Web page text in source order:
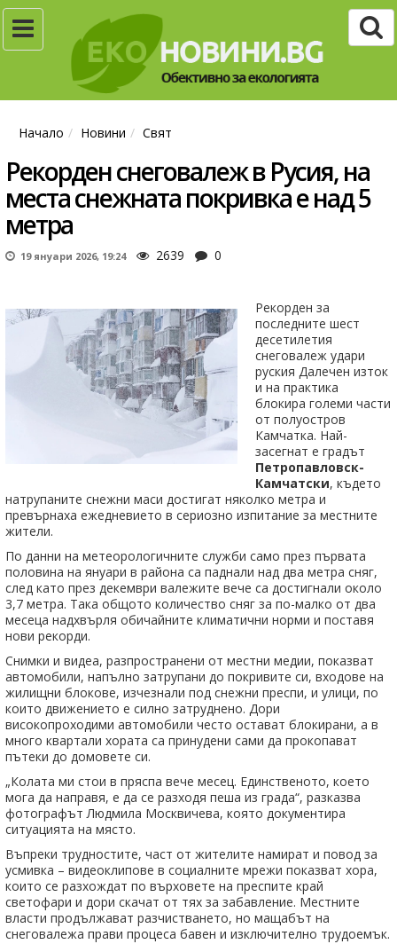
Начало Новини Свят
Рекорден снеговалеж в Русия, на
места снежната покривка е над 5
метра
19 януари 2026, 19:24 2639 0
Рекорден за
последните шест
десетилетия
снеговалеж удари
руския Далечен изток
и на практика
блокира големи части
от полуостров
Камчатка. Най-
засегнат е градът
Петропавловск-
Камчатски, където
натрупаните снежни маси достигат няколко метра и
превърнаха ежедневието в сериозно изпитание за местните
жители.
По данни на метеорологичните служби само през първата
половина на януари в района са паднали над два метра сняг,
след като през декември валежите вече са достигнали около
3,7 метра. Така общото количество сняг за по-малко от два
месеца надхвърля обичайните климатични норми и поставя
нови рекорди.
Снимки и видеа, разпространени от местни медии, показват
автомобили, напълно затрупани до покривите си, входове на
жилищни блокове, изчезнали под снежни преспи, и улици, по
които движението е силно затруднено. Дори
високопроходими автомобили често остават блокирани, а в
много квартали хората са принудени сами да прокопават
пътеки до домовете си.
„Колата ми стои в пряспа вече месец. Единственото, което
мога да направя, е да се разходя пеша из града“, разказва
фотографът Людмила Москвичева, която документира
ситуацията на място.
Въпреки трудностите, част от жителите намират и повод за
усмивка – видеоклипове в социалните мрежи показват хора,
които се разхождат по върховете на преспите край
светофари и дори скачат от тях за забавление. Местните
власти продължават разчистването, но мащабът на
снеговалежа прави процеса бавен и изключително трудоемък.